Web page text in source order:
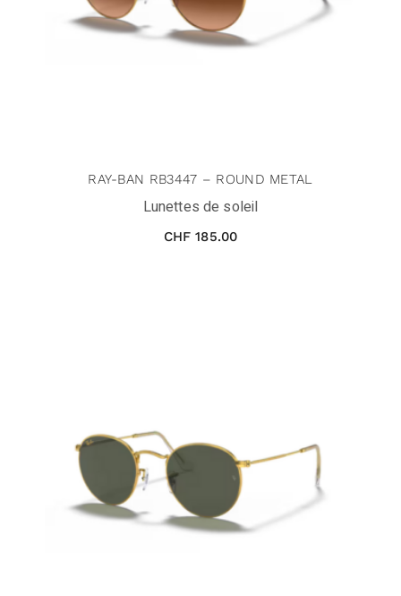
RAY-BAN RB3447 – ROUND METAL
Lunettes de soleil
CHF 185.00